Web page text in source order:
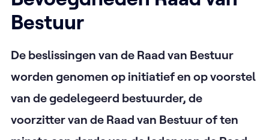
Bestuur
De beslissingen van de Raad van Bestuur
worden genomen op initiatief en op voorstel
van de gedelegeerd bestuurder, de
voorzitter van de Raad van Bestuur of ten